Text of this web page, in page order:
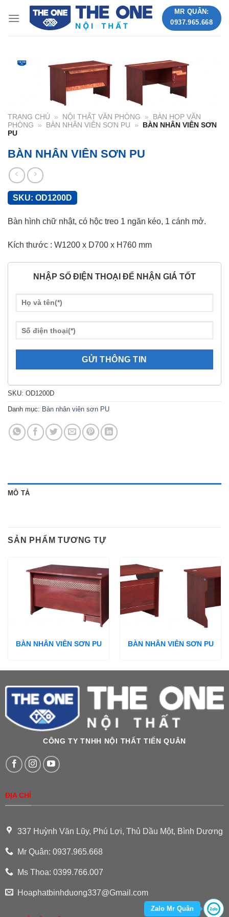
MR QUÂN:
0937.965.668
TRANG CHỦ » NỘI THẤT VĂN PHÒNG »
BÀN HỌP VĂN
PHÒNG
» BÀN NHÂN VIÊN SƠN PU »
BÀN NHÂN VIÊN SƠN
PU
BÀN NHÂN VIÊN SƠN PU
SKU: OD1200D
Bàn hình chữ nhật, có hộc treo 1 ngăn kéo, 1 cánh mở.
Kích thước : W1200 x D700 x H760 mm
NHẬP SỐ ĐIỆN THOẠI ĐỂ NHẬN GIÁ TỐT
SKU: OD1200D
Danh mục: Bàn nhân viên sơn PU
MÔ TẢ
SẢN PHẨM TƯƠNG TỰ
BÀN NHÂN VIÊN SƠN PU BÀN NHÂN VIÊN SƠN PU
CÔNG TY TNHH NỘI THẤT TIẾN QUÂN
ĐỊA CHỈ
337 Huỳnh Văn Lũy, Phú Lợi, Thủ Dầu Một, Bình Dương
Mr Quân: 0937.965.668
Ms Thoa: 0399.766.007
Hoaphatbinhduong337@Gmail.com
Zalo Mr Quân